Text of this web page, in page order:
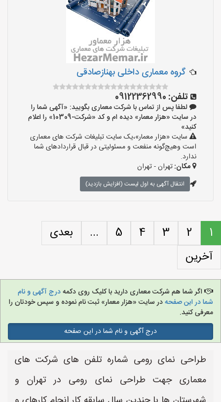
گروه معماری داخلی بهنازصادقی
تلفن: 09122362990
لطفا پس از تماس با شرکت معماری بگویید: «آگهی شما را
در سایت «هزار معمار» دیده ام و کد «شرکت-10309» را اعلام
کنید»
سایت «هزار معمار»،یک سایت تبلیغات شرکت های معماری
است وهیچ‌گونه منفعت و مسئولیتی در قبال قراردادهای شما
ندارد.
مکان:تهران - تهران
انتقال آگهی به اول لیست (افزایش بازدید)
1
2
3
4
5
...
بعدی
آخرین
اگر شما هم شرکت معماری دارید با کلیک روی دکمهدرج آگهی و نام
شما در این صفحهدر سایت «هزار معمار» ثبت نام نموده و سپس خودتان را
معرفی کنید.
درج آگهی و نام شما در این صفحه
طراحی نمای رومی شماره تلفن های شرکت های
معماری جهت طراحی نمای رومی در تهران و